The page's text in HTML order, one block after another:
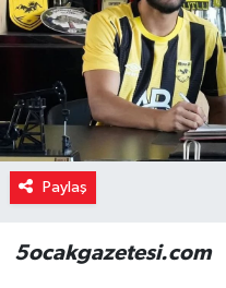
Paylaş
5ocakgazetesi.com